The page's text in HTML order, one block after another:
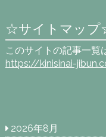
☆サイトマッ
このサイトの記事一覧
https://kinisinai-
2026年8月